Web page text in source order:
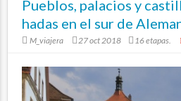
Pueblos, palacios y
hadas en el sur de
M_viajera 27 oct 2018 16 etapas.